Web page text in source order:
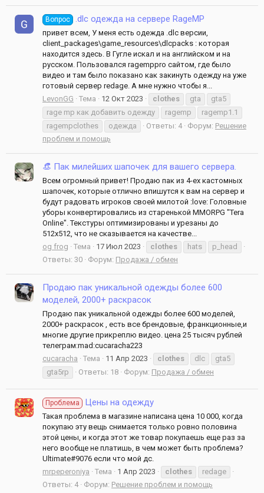
Вопрос .dlc одежда на сервере RageMP
привет всем, У меня есть одежда .dlc версии,
client_packages\game_resources\dlcpacks : которая
находится здесь. В Гугле искал и на английском и на
русском. Пользовался ragemppro сайтом, где было
видео и там было показано как закинуть одежду на уже
готовый сервер redage. А мне нужно чтобы я...
LevonGG
Тема 12 Окт 2023 clothes gta
gta5
rage mp как добавить одежду
ragemp
ragemp1.1
ragempclothes
одежда Ответы: 4 Форум: Решение
проблем и помощь
👒 Пак милейших шапочек для вашего сервера.
Всем огромный привет! Продаю пак из 4-ех кастомных
шапочек, которые отлично впишутся к вам на сервер и
будут радовать игроков своей милотой :love: Головные
уборы конвертировались из старенькой MMORPG "Tera
Online". Текстуры оптимизированы и урезаны до
512x512, что не сказывается на качестве...
og frog
Тема 17 Июл 2023 clothes hats
p_head
Ответы: 30
Форум: Продажа / обмен
Продаю пак уникальной одежды более 600
моделей, 2000+ раскрасок
Продаю пак уникальной одежды более 600 моделей,
2000+ раскрасок , есть все брендовые, франкционные,и
многие другие прикреплю видео. цена 25 тысяч рублей
телеграм:mad:cucaracha223
cucaracha
Тема 11 Апр 2023 clothes dlc
gta5
gta5rp
Ответы: 18 Форум: Продажа / обмен
Проблема Цены на одежду
Такая проблема в магазине написана цена 10 000, когда
покупаю эту вещь снимается только ровно половина
этой цены, и когда этот же товар покупаешь еще раз за
него вообще не платишь, в чем может быть проблема?
Ultimate#9076 если что мой дс.
mrpeperoniya
Тема 1 Апр 2023 clothes
redage
Ответы: 4
Форум: Решение проблем и помощь